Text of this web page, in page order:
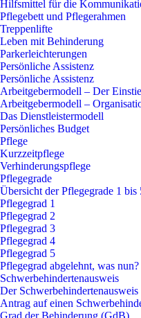
Hilfsmittel für die
Pflegebett und Pflegerahmen
Treppenlifte
Leben mit Behinderung
Parkerleichterungen
Persönliche Assistenz
Persönliche Assistenz
Arbeitgebermodell – Der
Arbeitgebermodell –
Das Dienstleistermodell
Persönliches Budget
Pflege
Kurzzeitpflege
Verhinderungspflege
Pflegegrade
Übersicht der Pflegegrade 1 bis
Pflegegrad 1
Pflegegrad 2
Pflegegrad 3
Pflegegrad 4
Pflegegrad 5
Pflegegrad abgelehnt, was nun?
Schwerbehindertenausweis
Der Schwerbehindertenausweis
Antrag auf einen
Grad der Behinderung (GdB)